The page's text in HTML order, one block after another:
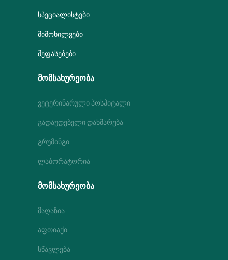
ᲛᲝᲛᲡᲐᲮᲣᲠᲔᲝᲑᲐ
ვეტერინარული ჰოსპიტალი
გადაუდებელი დახმარება
გრუმინგი
ლაბორატორია
ᲛᲝᲛᲡᲐᲮᲣᲠᲔᲝᲑᲐ
მაღაზია
აფთიაქი
სწავლება
ᲡᲞᲔᲪᲘᲐᲚᲘᲡᲢᲔᲑᲘ
ᲛᲘᲛᲝᲮᲘᲚᲕᲔᲑᲘ
ᲨᲔᲤᲐᲡᲔᲑᲔᲑᲘ